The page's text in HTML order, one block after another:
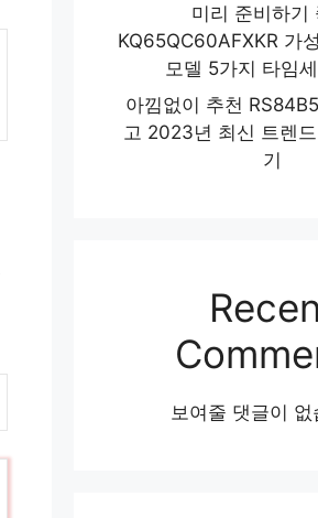
미리 준비하기
KQ65QC60AFXKR 가
모델 5가지 타임
아낌없이 추천
고 2023년 최신 트렌
기
보여줄 댓글이 없